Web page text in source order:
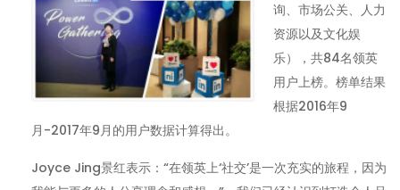
询、市场公关、人力
资源以及文化娱
乐），共84名领英
用户上榜。榜单结果
根据2016年9
月-2017年9月的用户数据计算得出。
Joyce Jing景红表示：“在领英上‘社交’是一次充实的旅程，因为